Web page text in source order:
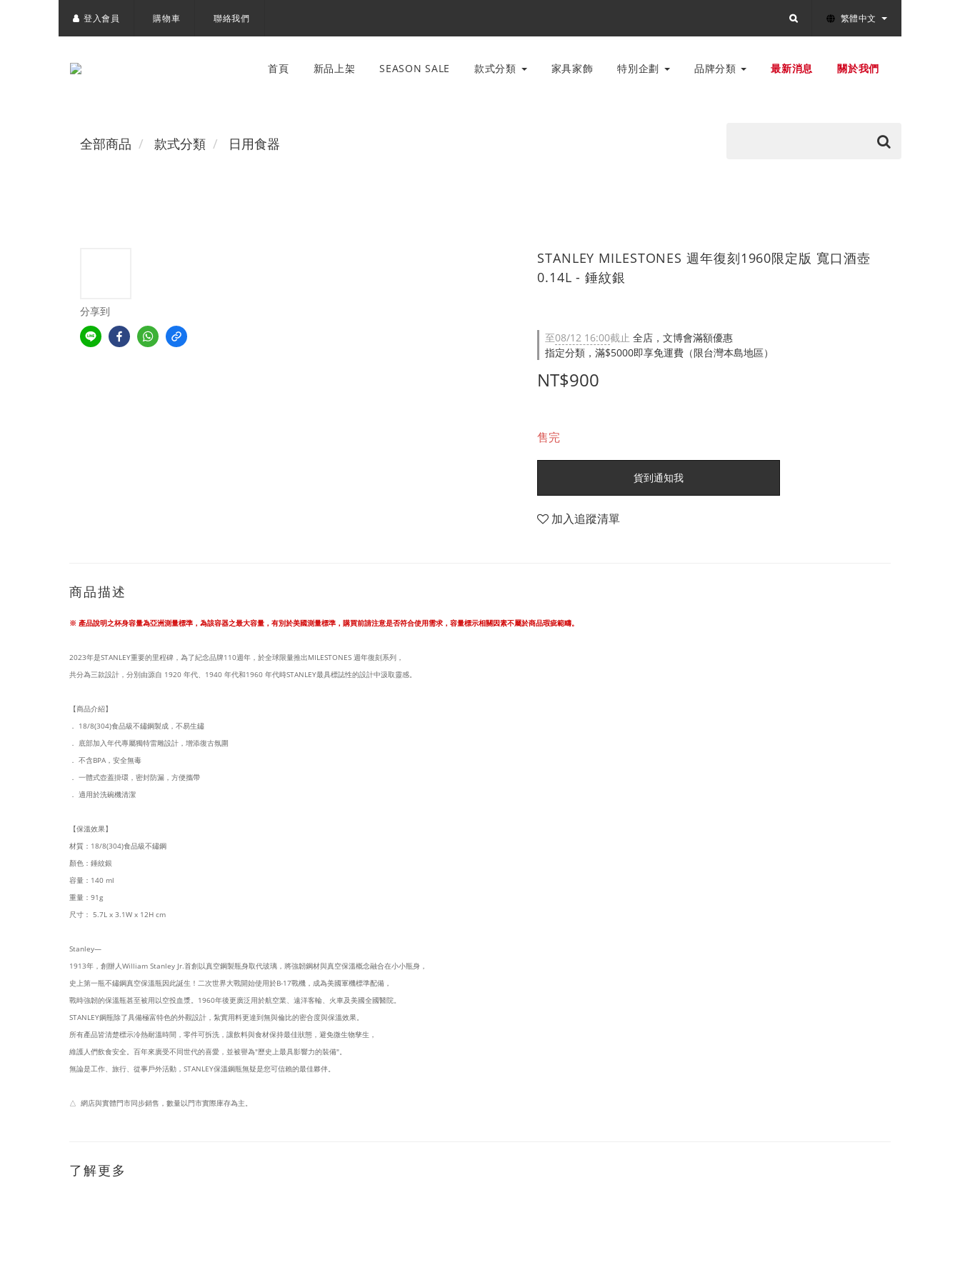
登入會員 購物車 聯絡我們 繁體中文
首頁 新品上架 SEASON SALE 款式分類 家具家飾 特別企劃 品牌分類 最新消息 關於我們
全部商品 款式分類 日用食器
分享到
STANLEY MILESTONES 週年復刻1960限定版 寬口酒壺
0.14L - 錘紋銀
至08/12 16:00截止 全店，文博會滿額優惠
指定分類，滿$5000即享免運費（限台灣本島地區）
NT$900
售完
貨到通知我
加入追蹤清單
商品描述
※ 產品說明之杯身容量為亞洲測量標準，為該容器之最大容量，有別於美國測量標準，購買前請注意是否符合使用需求，容量標示相關因素不屬於商品瑕疵範疇。
2023年是STANLEY重要的里程碑，為了紀念品牌110週年，於全球限量推出MILESTONES 週年復刻系列，
共分為三款設計，分別由源自 1920 年代、1940 年代和1960 年代時STANLEY最具標誌性的設計中汲取靈感。
【商品介紹】
． 18/8(304)食品級不鏽鋼製成，不易生鏽
． 底部加入年代專屬獨特雷雕設計，增添復古氛圍
． 不含BPA，安全無毒
． 一體式壺蓋掛環，密封防漏，方便攜帶
． 適用於洗碗機清潔
【保溫效果】
材質：18/8(304)食品級不鏽鋼
顏色：錘紋銀
容量：140 ml
重量：91g
尺寸： 5.7L x 3.1W x 12H cm
Stanley—
1913年，創辦人William Stanley Jr.首創以真空鋼製瓶身取代玻璃，將強韌鋼材與真空保溫概念融合在小小瓶身，
史上第一瓶不鏽鋼真空保溫瓶因此誕生！二次世界大戰開始使用於B-17戰機，成為美國軍機標準配備，
戰時強韌的保溫瓶甚至被用以空投血漿。1960年後更廣泛用於航空業、遠洋客輪、火車及美國全國醫院。​
​STANLEY鋼瓶除了具備極富特色的外觀設計，紮實用料更達到無與倫比的密合度與保溫效果。
所有產品皆清楚標示冷熱耐溫時間，零件可拆洗，讓飲料與食材保持最佳狀態，避免微生物孳生，
維護人們飲食安全。百年來廣受不同世代的喜愛，並被譽為"歷史上最具影響力的裝備"。
無論是工作、旅行、從事戶外活動，STANLEY保溫鋼瓶無疑是您可信賴的最佳夥伴。
△ 網店與實體門市同步銷售，數量以門市實際庫存為主。
了解更多